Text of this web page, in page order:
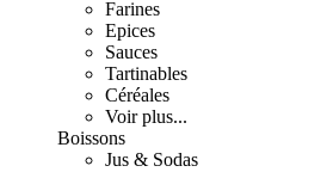
Farines
Epices
Sauces
Tartinables
Céréales
Voir plus...
Boissons
Jus & Sodas